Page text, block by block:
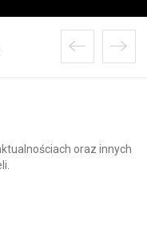
oraz innych